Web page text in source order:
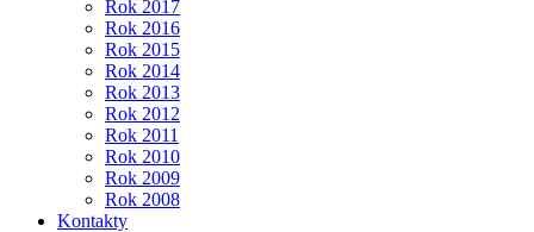
Rok 2017
Rok 2016
Rok 2015
Rok 2014
Rok 2013
Rok 2012
Rok 2011
Rok 2010
Rok 2009
Rok 2008
Kontakty